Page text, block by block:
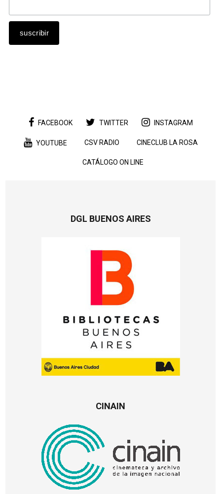
FACEBOOK TWITTER INSTAGRAM
YOUTUBE CSV RADIO CINECLUB LA ROSA
CATÁLOGO ON LINE
DGL BUENOS AIRES
CINAIN